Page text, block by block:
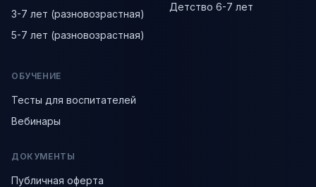
3-7 лет (разновозрастная)
5-7 лет (разновозрастная)
Детство 6-7 лет
ОБУЧЕНИЕ
Тесты для воспитателей
Вебинары
ДОКУМЕНТЫ
Публичная оферта